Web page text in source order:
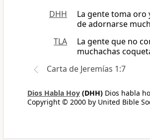
DHH
La gente toma oro
de adornarse
TLA
La gente que no
muchachas
Carta de Jeremías 1:7
Dios Habla Hoy (DHH) Dios habla
Copyright © 2000 by United Bible